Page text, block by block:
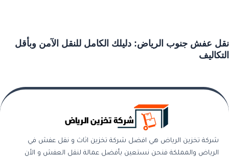
نقل عفش جنوب الرياض: دليلك الكامل للنقل الآمن وبأقل
التكاليف
شركة تخزين الرياض هي افضل شركة تخزين اثاث و نقل عفش في
الرياض والمملكة فنحن نستعين بأفضل عمالة لنقل العفش و الأن